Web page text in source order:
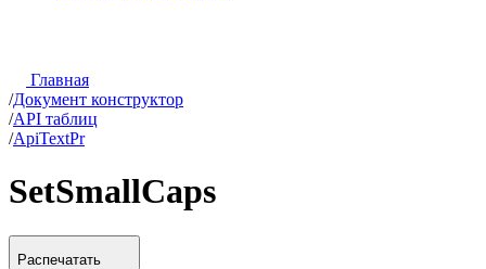
Главная
/Документ конструктор
/API таблиц
/ApiTextPr
SetSmallCaps
Распечатать